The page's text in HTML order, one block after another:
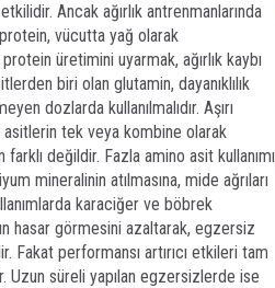
Ancak ağırlık antrenmanlarında
vücutta yağ olarak
üretimini uyarmak, ağırlık kaybı
biri olan glutamin, dayanıklılık
dozlarda kullanılmalıdır. Aşırı
tek veya kombine olarak
değildir. Fazla amino asit kullanımı
mineralinin atılmasına, mide ağrıları
karaciğer ve böbrek
hasar görmesini azaltarak, egzersiz
performansı artırıcı etkileri tam
Uzun süreli yapılan egzersizlerde ise